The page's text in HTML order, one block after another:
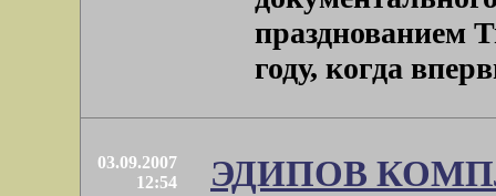
празднованием
году, когда
03.09.2007
12:54
ЭДИПОВ